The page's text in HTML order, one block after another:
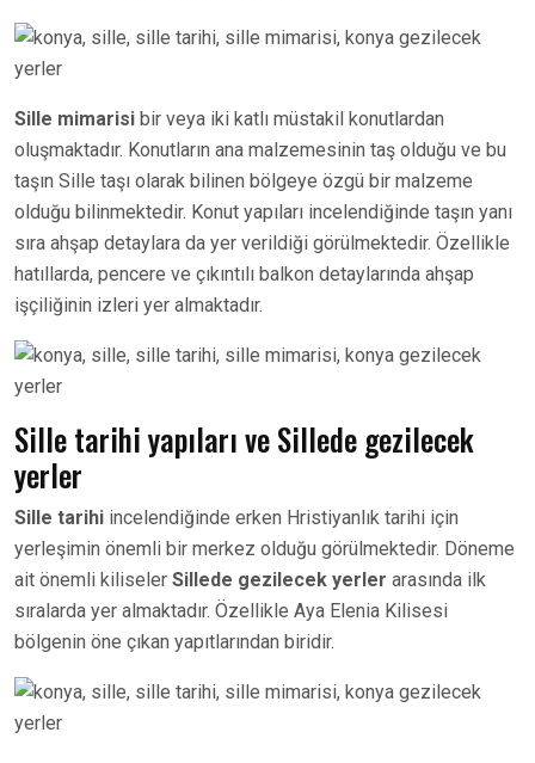
Sille mimarisi bir veya iki katlı müstakil konutlardan
oluşmaktadır. Konutların ana malzemesinin taş olduğu ve bu
taşın Sille taşı olarak bilinen bölgeye özgü bir malzeme
olduğu bilinmektedir. Konut yapıları incelendiğinde taşın yanı
sıra ahşap detaylara da yer verildiği görülmektedir. Özellikle
hatıllarda, pencere ve çıkıntılı balkon detaylarında ahşap
işçiliğinin izleri yer almaktadır.
Sille tarihi yapıları ve Sillede gezilecek
yerler
Sille tarihi incelendiğinde erken Hristiyanlık tarihi için
yerleşimin önemli bir merkez olduğu görülmektedir. Döneme
ait önemli kiliseler Sillede gezilecek yerler arasında ilk
sıralarda yer almaktadır. Özellikle Aya Elenia Kilisesi
bölgenin öne çıkan yapıtlarından biridir.